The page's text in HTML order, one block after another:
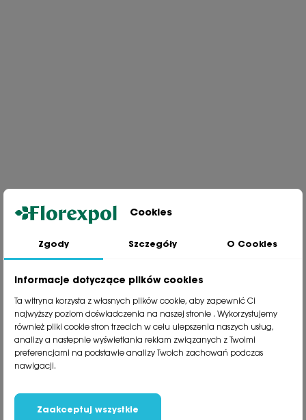
Jesteśmy wiodącą firmą wysyłkową roślin na terenie Polski. Od ponad
30 lat dzielimy się z naszymi Klientami naszą pasją, doświadczeniem i
81 533 23 05
phone81 533 30 50
phone 81 533 82 20
Polecane kategorie
Informacje
Cookies
Zgody Szczegóły O Cookies
Informacje dotyczące plików cookies
Ta witryna korzysta z własnych plików cookie, aby zapewnić Ci
najwyższy poziom doświadczenia na naszej stronie . Wykorzystujemy
również pliki cookie stron trzecich w celu ulepszenia naszych usług,
analizy a nastepnie wyświetlania reklam związanych z Twoimi
preferencjami na podstawie analizy Twoich zachowań podczas
nawigacji.
Zaakceptuj wszystkie